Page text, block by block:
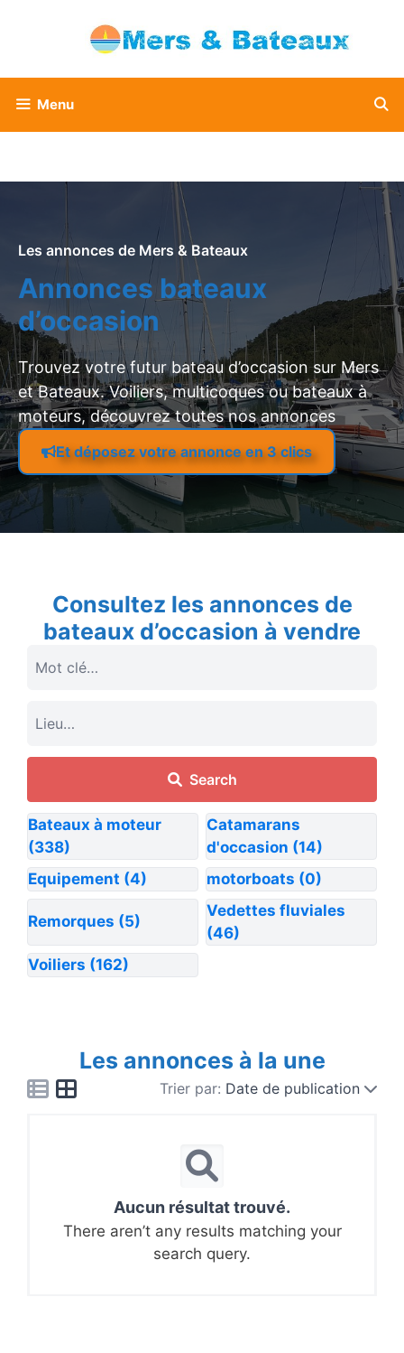
Menu
Les annonces de Mers & Bateaux
Annonces bateaux
d’occasion
Trouvez votre futur bateau d’occasion sur Mers
et Bateaux. Voiliers, multicoques ou bateaux à
moteurs, découvrez toutes nos annonces
Et déposez votre annonce en 3 clics
Consultez les annonces de
bateaux d’occasion à vendre
Search
Bateaux à moteur
(338)
Catamarans
d'occasion (14)
Equipement (4) motorboats (0)
Remorques (5)
Vedettes fluviales
(46)
Voiliers (162)
Les annonces à la une
Trier par: Date de publication
Aucun résultat trouvé.
There aren’t any results matching your
search query.